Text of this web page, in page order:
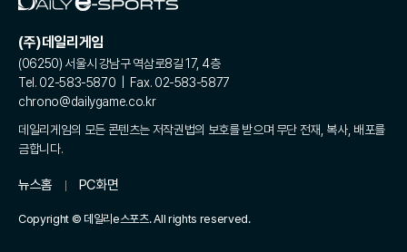
(주)데일리게임
(06250) 서울시 강남구 역삼로8길 17, 4층
Tel. 02-583-5870 | Fax. 02-583-5877
chrono@dailygame.co.kr
데일리게임의 모든 콘텐츠는 저작권법의 보호를 받으며 무단 전재, 복사, 배포를
금합니다.
뉴스홈 PC화면
Copyright © 데일리e스포츠. All rights reserved.